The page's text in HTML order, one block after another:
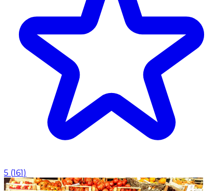
5 (161)